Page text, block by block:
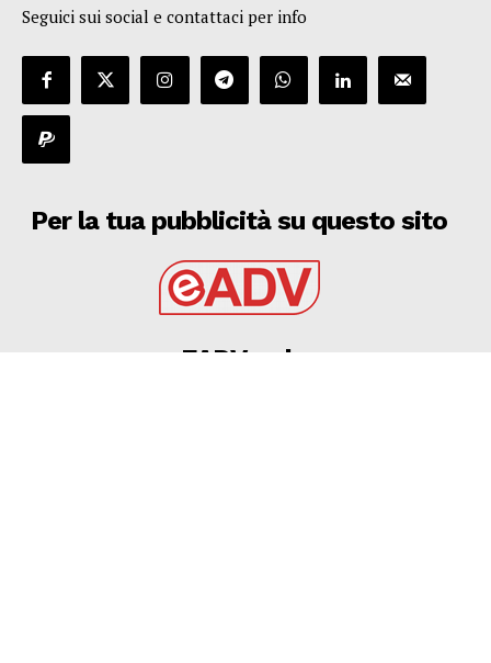
Seguici sui social e contattaci per info
Per la tua pubblicità su questo sito
EADV s.r.l.